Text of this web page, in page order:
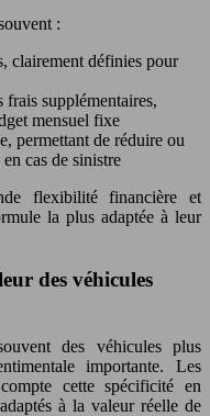
:
clairement définies pour
frais supplémentaires,
mensuel fixe
permettant de réduire ou
cas de sinistre
flexibilité financière et
la plus adaptée à leur
des véhicules
des véhicules plus
importante. Les
cette spécificité en
à la valeur réelle de